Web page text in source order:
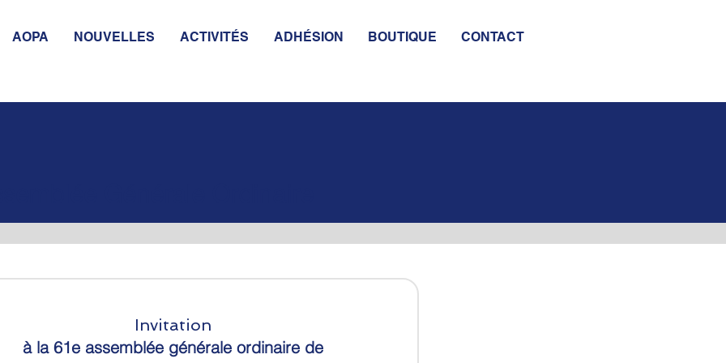
AOPA NOUVELLES ACTIVITÉS ADHÉSION BOUTIQUE CONTACT
Invitation
à la 61e assemblée générale ordinaire de